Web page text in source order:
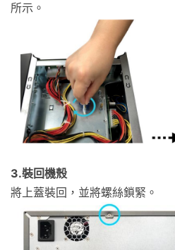
所示。
3.裝回機殼
將上蓋裝回，並將螺絲鎖緊。